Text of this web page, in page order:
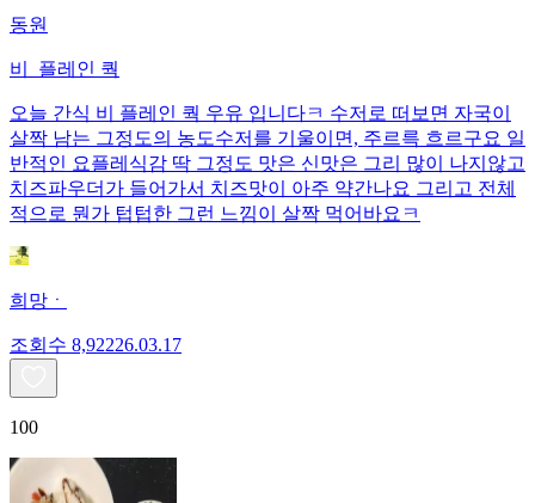
동원
비_플레인 쿽
오늘 간식 비 플레인 쿽 우유 입니다ㅋ 수저로 떠보면 자국이
살짝 남는 그정도의 농도수저를 기울이면, 주르륵 흐르구요 일
반적인 요플레식감 딱 그정도 맛은 신맛은 그리 많이 나지않고
치즈파우더가 들어가서 치즈맛이 아주 약간나요 그리고 전체
적으로 뭔가 텁텁한 그런 느낌이 살짝 먹어바요ㅋ
희망ㆍ
조회수 8,92226.03.17
100